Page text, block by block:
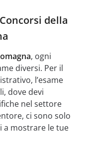
della
, ogni
diversi. Per il
l’esame
dove devi
nel settore
ci sono solo
a mostrare le tue